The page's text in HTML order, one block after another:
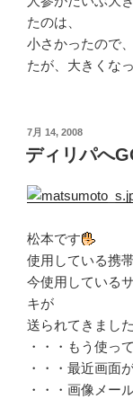
たのは、
小さかったので
たが、大きくな
投
稿
日:
7月 14, 2008
ディリパへ
松本です
使用している携
今使用している
キが
送られてきまし
・・・もう使っ
・・・最近画面
・・・画像メー